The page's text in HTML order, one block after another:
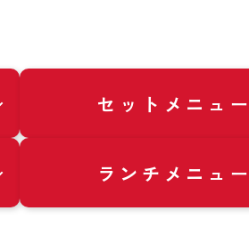
セットメニュー
ランチメニュー